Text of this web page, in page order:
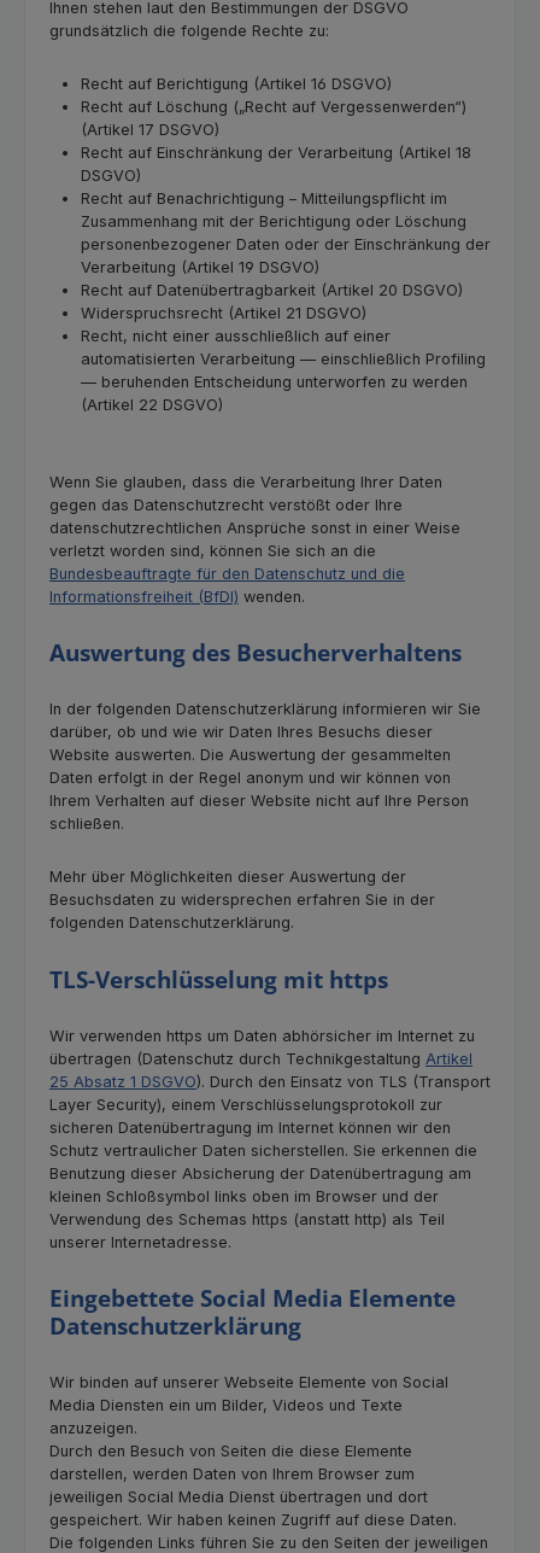
Ihnen stehen laut den Bestimmungen der DSGVO
grundsätzlich die folgende Rechte zu:
Recht auf Berichtigung (Artikel 16 DSGVO)
Recht auf Löschung („Recht auf Vergessenwerden“)
(Artikel 17 DSGVO)
Recht auf Einschränkung der Verarbeitung (Artikel 18
DSGVO)
Recht auf Benachrichtigung – Mitteilungspflicht im
Zusammenhang mit der Berichtigung oder Löschung
personenbezogener Daten oder der Einschränkung der
Verarbeitung (Artikel 19 DSGVO)
Recht auf Datenübertragbarkeit (Artikel 20 DSGVO)
Widerspruchsrecht (Artikel 21 DSGVO)
Recht, nicht einer ausschließlich auf einer
automatisierten Verarbeitung — einschließlich Profiling
— beruhenden Entscheidung unterworfen zu werden
(Artikel 22 DSGVO)
Wenn Sie glauben, dass die Verarbeitung Ihrer Daten
gegen das Datenschutzrecht verstößt oder Ihre
datenschutzrechtlichen Ansprüche sonst in einer Weise
verletzt worden sind, können Sie sich an die
Bundesbeauftragte für den Datenschutz und die
Informationsfreiheit (BfDI) wenden.
Auswertung des Besucherverhaltens
In der folgenden Datenschutzerklärung informieren wir Sie
darüber, ob und wie wir Daten Ihres Besuchs dieser
Website auswerten. Die Auswertung der gesammelten
Daten erfolgt in der Regel anonym und wir können von
Ihrem Verhalten auf dieser Website nicht auf Ihre Person
schließen.
Mehr über Möglichkeiten dieser Auswertung der
Besuchsdaten zu widersprechen erfahren Sie in der
folgenden Datenschutzerklärung.
TLS-Verschlüsselung mit https
Wir verwenden https um Daten abhörsicher im Internet zu
übertragen (Datenschutz durch Technikgestaltung Artikel
25 Absatz 1 DSGVO). Durch den Einsatz von TLS (Transport
Layer Security), einem Verschlüsselungsprotokoll zur
sicheren Datenübertragung im Internet können wir den
Schutz vertraulicher Daten sicherstellen. Sie erkennen die
Benutzung dieser Absicherung der Datenübertragung am
kleinen Schloßsymbol links oben im Browser und der
Verwendung des Schemas https (anstatt http) als Teil
unserer Internetadresse.
Eingebettete Social Media Elemente
Datenschutzerklärung
Wir binden auf unserer Webseite Elemente von Social
Media Diensten ein um Bilder, Videos und Texte
anzuzeigen.
Durch den Besuch von Seiten die diese Elemente
darstellen, werden Daten von Ihrem Browser zum
jeweiligen Social Media Dienst übertragen und dort
gespeichert. Wir haben keinen Zugriff auf diese Daten.
Die folgenden Links führen Sie zu den Seiten der jeweiligen